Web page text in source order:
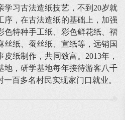
学习古法造纸技艺，不到20岁就
序，在古法造纸的基础上，加强
色特种手工纸、彩色鲜花纸、褶
丝纸、蚕丝纸、宣纸等，远销国
纸制作，共同致富。2013年，
地，研学基地每年接待游客八千
百多名村民实现家门口就业。